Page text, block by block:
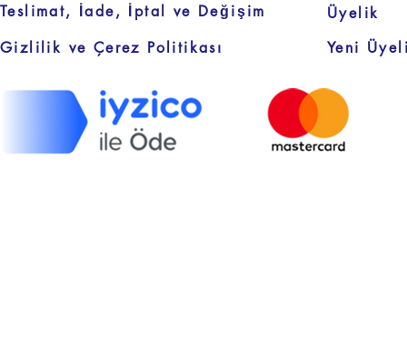
Teslimat, İade, İptal ve Değişim
Gizlilik ve Çerez Politikası
Üyelik
Yeni